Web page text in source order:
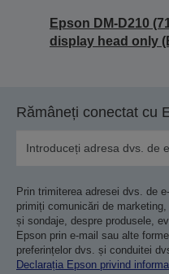
Epson DM-D210
display head only
Rămâneți conectat cu
Prin trimiterea adresei dvs. de
primiți comunicări de
și sondaje, despre produsele,
Epson prin e-mail sau alte
preferințelor dvs. și conduitei
Declarația Epson privind